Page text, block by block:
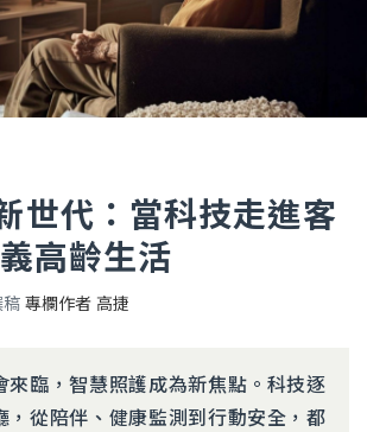
世代：當科技走進客
高齡生活
專欄作者 高捷
來臨，智慧照護成為新焦點。科技逐
，從陪伴、健康監測到行動安全，都